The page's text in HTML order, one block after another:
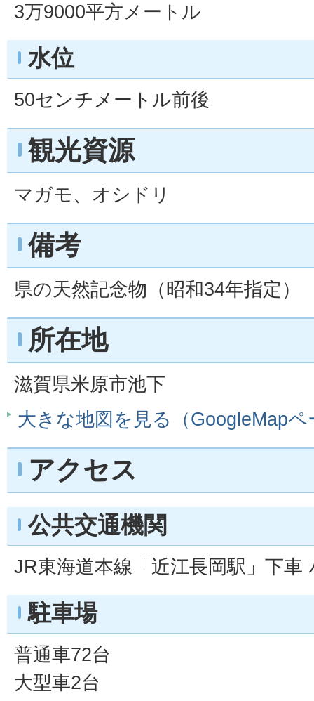
3万9000平方メートル
水位
50センチメートル前後
観光資源
マガモ、オシドリ
備考
県の天然記念物（昭和34年指定）
所在地
滋賀県米原市池下
大きな地図を見る（GoogleMapペ
アクセス
公共交通機関
JR東海道本線「近江長岡駅」下車
駐車場
普通車72台
大型車2台